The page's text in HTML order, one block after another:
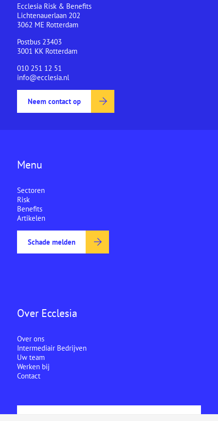
Ecclesia Risk & Benefits
Lichtenauerlaan 202
3062 ME Rotterdam
Postbus 23403
3001 KK Rotterdam
010 251 12 51
info@ecclesia.nl
Neem contact op
Menu
Sectoren
Risk
Benefits
Artikelen
Schade melden
Over Ecclesia
Over ons
Intermediair Bedrijven
Uw team
Werken bij
Contact